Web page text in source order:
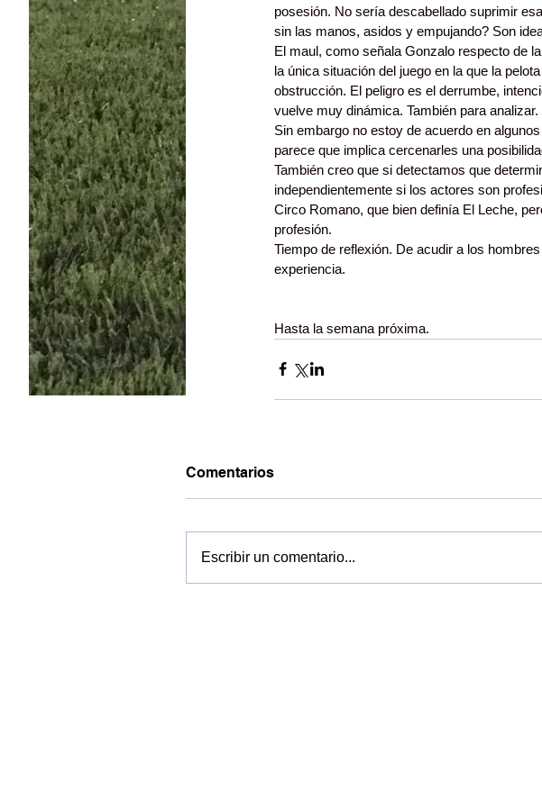
posesión. No sería descabellado suprimir
sin las manos, asidos y empujando? Son
El maul, como señala Gonzalo respecto de
la única situación del juego en la que la
obstrucción. El peligro es el derrumbe,
vuelve muy dinámica. También para analizar.
Sin embargo no estoy de acuerdo en
parece que implica cercenarles una
También creo que si detectamos que
independientemente si los actores son
Circo Romano, que bien definía El Leche,
profesión.
Tiempo de reflexión. De acudir a los
experiencia.
Hasta la semana próxima.
Comentarios
Escribir un comentario...